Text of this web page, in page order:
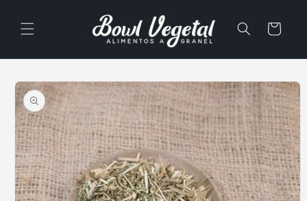
al contenido
Carrito
directamente
a la
información
del producto